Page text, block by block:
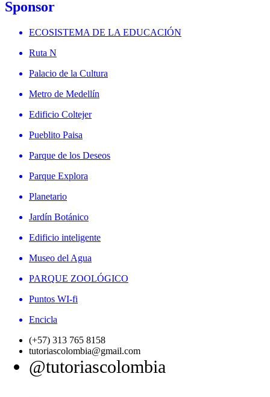
Sponsor
ECOSISTEMA DE LA EDUCACIÓN
Ruta N
Palacio de la Cultura
Metro de Medellín
Edificio Coltejer
Pueblito Paisa
Parque de los Deseos
Parque Explora
Planetario
Jardín Botánico
Edificio inteligente
Museo del Agua
PARQUE ZOOLÓGICO
Puntos WI-fi
Encicla
(+57) 313 765 8158
tutoriascolombia@gmail.com
@tutoriascolombia